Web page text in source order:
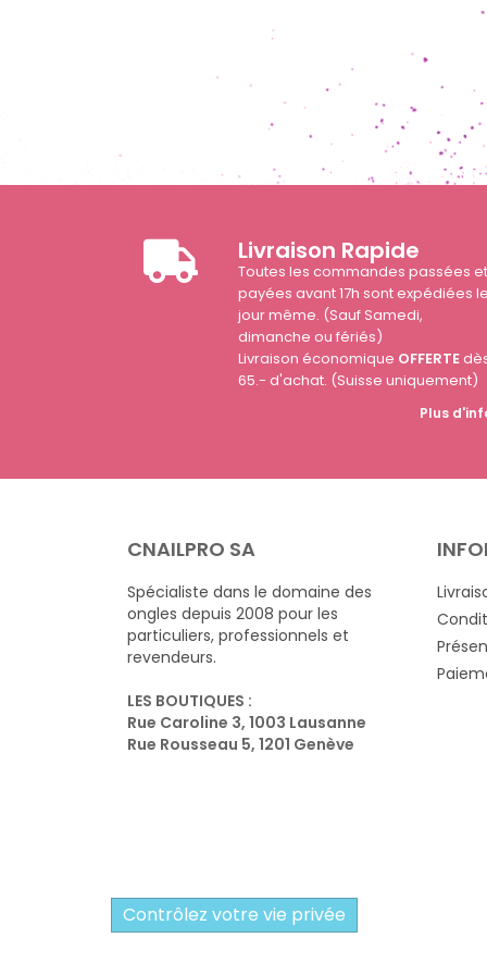
Livraison Rapide
Toutes les commandes passées
payées avant 17h sont expédiées
jour même. (Sauf Samedi,
dimanche ou fériés)
Livraison économique OFFERTE
65.- d'achat. (Suisse uniquement)
Plus
CNAILPRO SA
Spécialiste dans le domaine des
ongles depuis 2008 pour les
particuliers, professionnels et
revendeurs.
LES BOUTIQUES :
Rue Caroline 3, 1003 Lausanne
Rue Rousseau 5, 1201 Genève
Contrôlez votre vie privée